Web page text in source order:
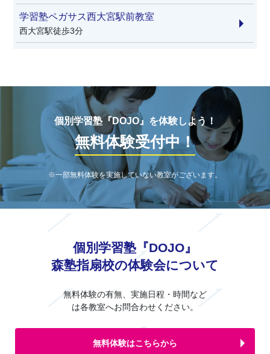
学習塾ペガサス西大宮駅前教室
西大宮駅徒歩3分
個別学習塾『DOJO』を体験しよう！
無料体験受付中！
※一部無料体験を実施していない教室がございます。
個別学習塾『DOJO』
森塾指扇校の体験会について
無料体験の有無、実施日程・時間など
は各教室へお問合わせください。
無料体験はこちらから